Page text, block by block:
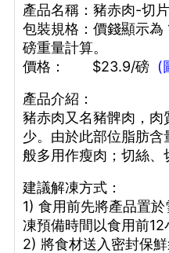
產品名稱：豬赤肉-切片
包裝規格：價錢顯示為
磅重量計算。
價格： $23.9/磅 (
產品介紹：
豬赤肉又名豬髀肉，
少。由於此部位脂肪
般多用作瘦肉；切絲、
建議解凍方式：
1) 食用前先將產品置
凍預備時間以食用前12
2) 將食材送入密封保